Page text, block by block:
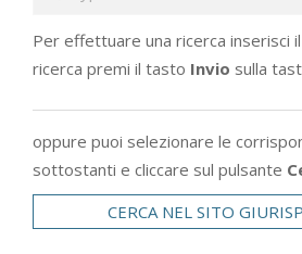
Per effettuare una ricerca inserisci
ricerca premi il tasto Invio sulla
oppure puoi selezionare le
sottostanti e cliccare sul pulsante
CERCA NEL SITO